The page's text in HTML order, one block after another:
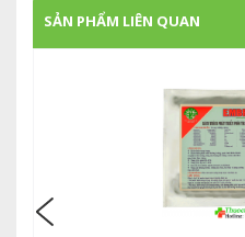
SẢN PHẨM LIÊN QUAN